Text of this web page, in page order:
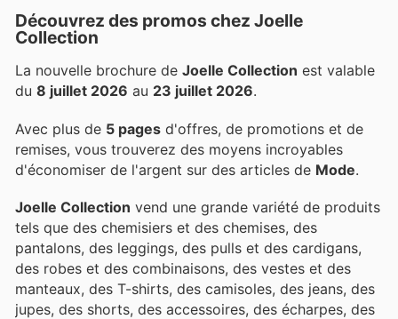
Découvrez des promos chez Joelle
Collection
La nouvelle brochure de Joelle Collection est valable
du 8 juillet 2026 au 23 juillet 2026.
Avec plus de 5 pages d'offres, de promotions et de
remises, vous trouverez des moyens incroyables
d'économiser de l'argent sur des articles de Mode.
Joelle Collection vend une grande variété de produits
tels que des chemisiers et des chemises, des
pantalons, des leggings, des pulls et des cardigans,
des robes et des combinaisons, des vestes et des
manteaux, des T-shirts, des camisoles, des jeans, des
jupes, des shorts, des accessoires, des écharpes, des